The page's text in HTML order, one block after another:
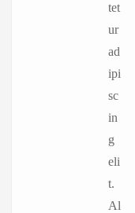
tet
ur
ad
ipi
sc
in
g
eli
t.
Al